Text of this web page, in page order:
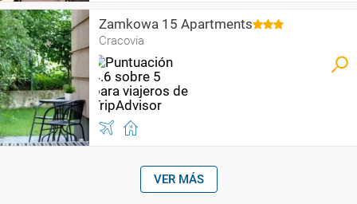
Zamkowa 15 Apartments
Cracovia
VER MÁS